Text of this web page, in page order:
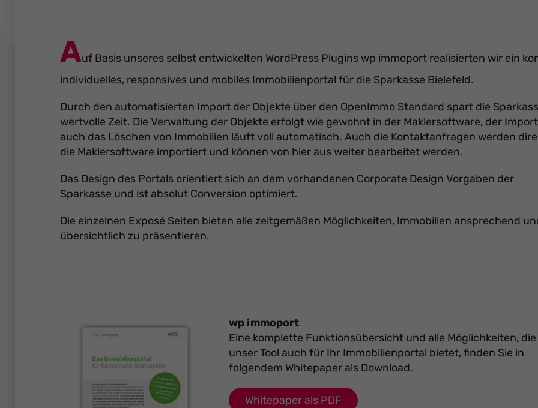
Auf Basis unseres selbst entwickelten WordPress Plugins wp immoport realisierten wir ein
individuelles, responsives und mobiles Immobilienportal für die Sparkasse Bielefeld.
Durch den automatisierten Import der Objekte über den OpenImmo Standard spart die
wertvolle Zeit. Die Verwaltung der Objekte erfolgt wie gewohnt in der Maklersoftware, der
auch das Löschen von Immobilien läuft voll automatisch. Auch die Kontaktanfragen werden
die Maklersoftware importiert und können von hier aus weiter bearbeitet werden.
Das Design des Portals orientiert sich an dem vorhandenen Corporate Design Vorgaben der
Sparkasse und ist absolut Conversion optimiert.
Die einzelnen Exposé Seiten bieten alle zeitgemäßen Möglichkeiten, Immobilien ansprechend
übersichtlich zu präsentieren.
wp immoport
Eine komplette Funktionsübersicht und alle Möglichkeiten, die
unser Tool auch für Ihr Immobilienportal bietet, finden Sie in
folgendem Whitepaper als Download.
Whitepaper als PDF